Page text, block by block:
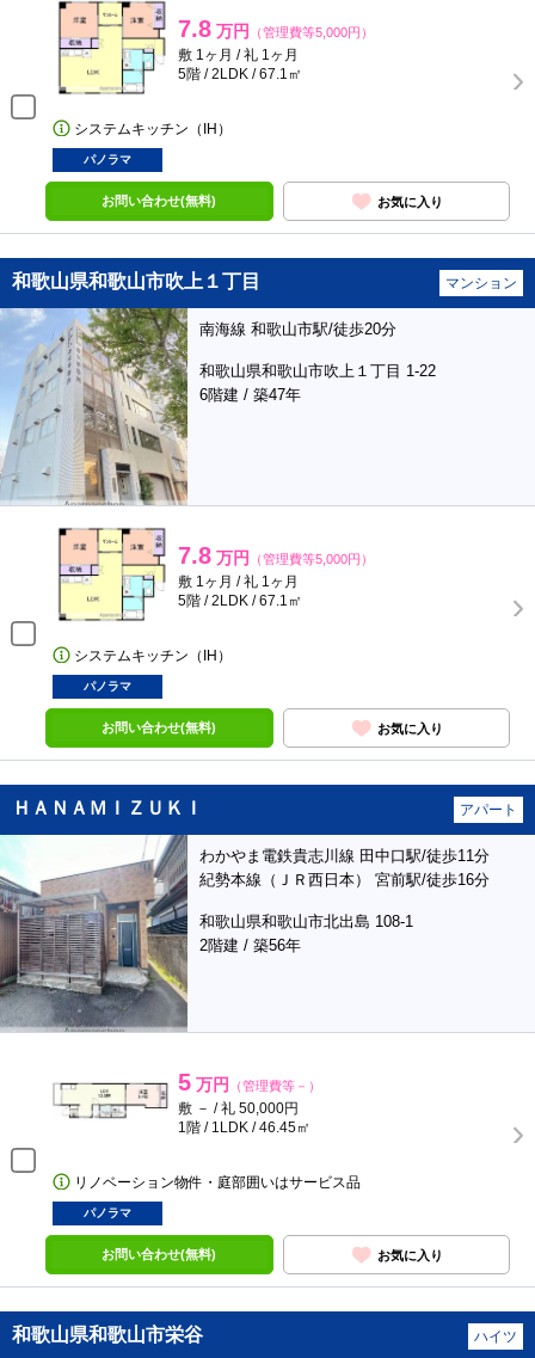
7.8 万円 （管理費等5,000円）
敷 1ヶ月 / 礼 1ヶ月
5階 / 2LDK / 67.1㎡
システムキッチン（IH）
パノラマ
お問い合わせ(無料) お気に入り
和歌山県和歌山市吹上１丁目 マンション
南海線 和歌山市駅/徒歩20分
和歌山県和歌山市吹上１丁目 1-22
6階建 / 築47年
7.8 万円 （管理費等5,000円）
敷 1ヶ月 / 礼 1ヶ月
5階 / 2LDK / 67.1㎡
システムキッチン（IH）
パノラマ
お問い合わせ(無料) お気に入り
ＨＡＮＡＭＩＺＵＫＩ アパート
わかやま電鉄貴志川線 田中口駅/徒歩11分
紀勢本線（ＪＲ西日本） 宮前駅/徒歩16分
和歌山県和歌山市北出島 108-1
2階建 / 築56年
5 万円 （管理費等－）
敷 － / 礼 50,000円
1階 / 1LDK / 46.45㎡
リノベーション物件・庭部囲いはサービス品
パノラマ
お問い合わせ(無料) お気に入り
和歌山県和歌山市栄谷 ハイツ